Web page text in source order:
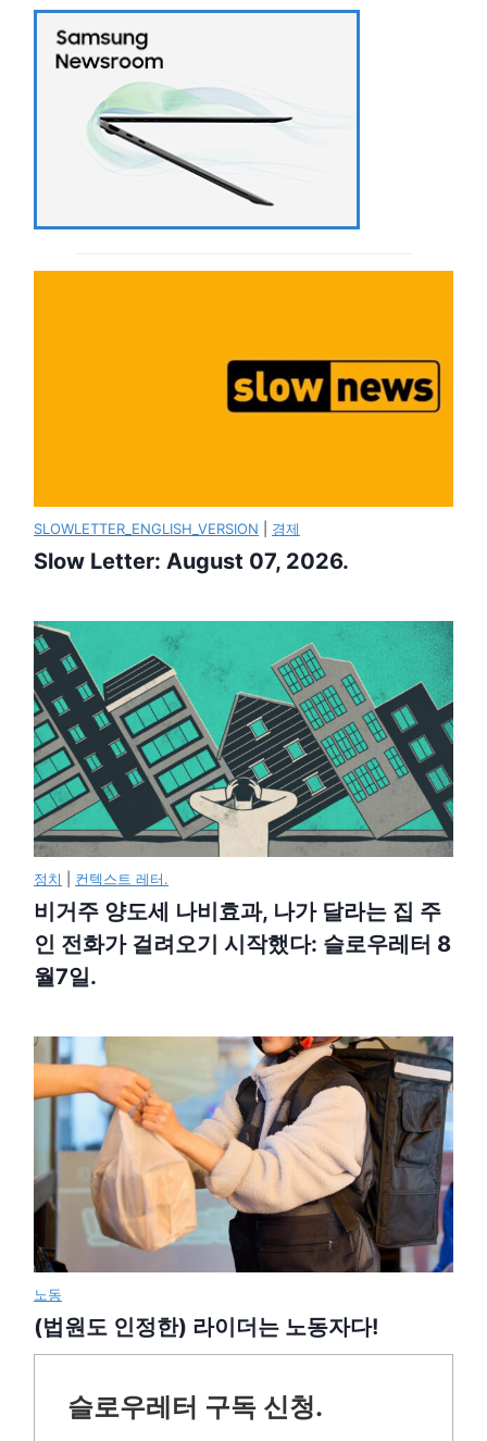
SLOWLETTER_ENGLISH_VERSION 경제
Slow Letter: August 07, 2026.
정치 컨텍스트 레터.
비거주 양도세 나비효과, 나가 달라는 집 주
인 전화가 걸려오기 시작했다: 슬로우레터 8
월7일.
노동
(법원도 인정한) 라이더는 노동자다!
슬로우레터 구독 신청.